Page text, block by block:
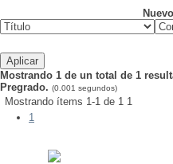
Mostrando 1 de un total de 1
Pregrado. (0.001 segundos)
Mostrando ítems 1-1 de 1 1
1